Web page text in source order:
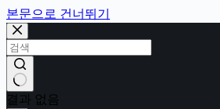
본문으로 건너뛰기
결과 없음